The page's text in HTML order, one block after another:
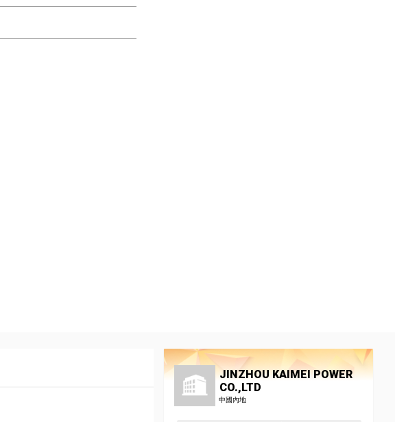
JINZHOU KAIMEI POWER
CO.,LTD
中國內地